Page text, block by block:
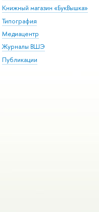
Книжный магазин «БукВышка»
Типография
Медиацентр
Журналы ВШЭ
Публикации